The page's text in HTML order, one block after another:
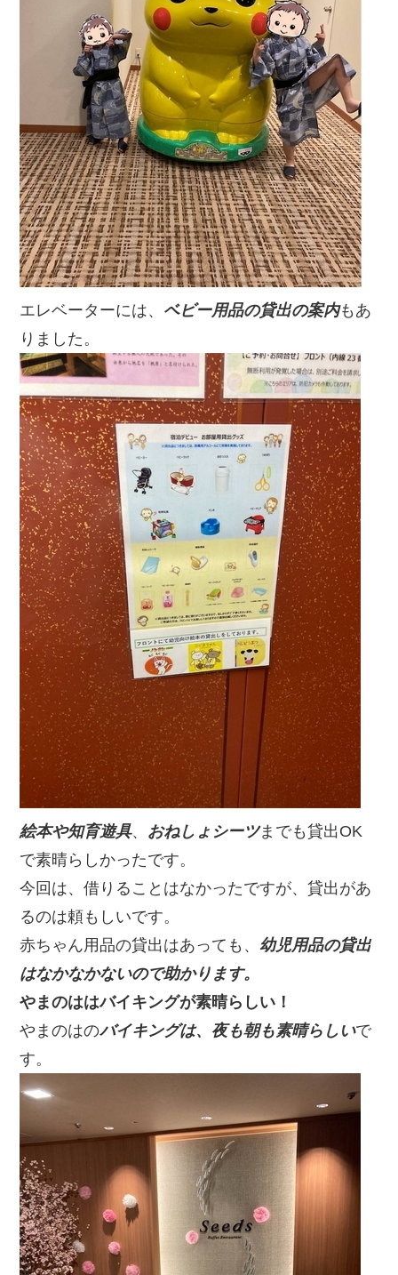
エレベーターには、 ベビー用品の貸出の案内もあ
りました。
絵本や知育遊具、 おねしょシーツまでも貸出OK
で素晴らしかったです。
今回は、借りることはなかったですが、貸出があ
るのは頼もしいです。
赤ちゃん用品の貸出はあっても、 幼児用品の貸出
はなかなかないので助かります。
やまのははバイキングが素晴らしい！
やまのはのバイキングは、夜も朝も素晴らしいで
す。